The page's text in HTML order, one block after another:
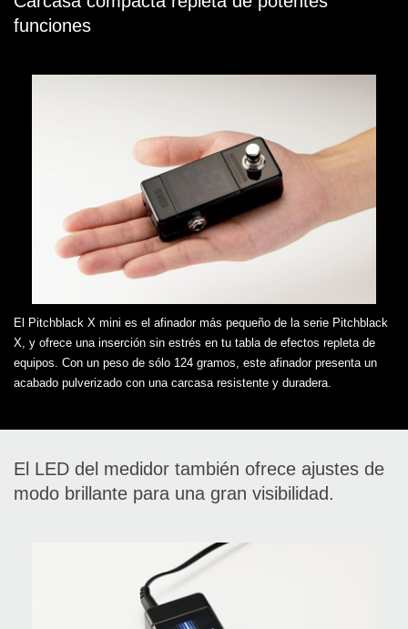
funciones
El Pitchblack X mini es el afinador más pequeño de la serie Pitchblack
X, y ofrece una inserción sin estrés en tu tabla de efectos repleta de
equipos. Con un peso de sólo 124 gramos, este afinador presenta un
acabado pulverizado con una carcasa resistente y duradera.
El LED del medidor también ofrece ajustes de
modo brillante para una gran visibilidad.